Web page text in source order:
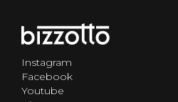
Instagram
Facebook
Youtube